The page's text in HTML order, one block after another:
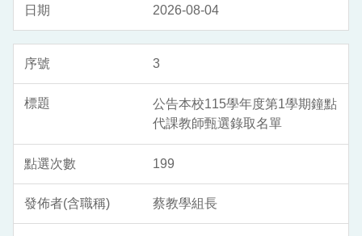
2026-08-04
3
公告本校115學年度第1學期鐘點
代課教師甄選錄取名單
199
蔡教學組長